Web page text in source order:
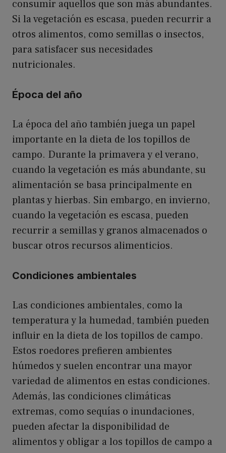
consumir aquellos que son más abundantes.
Si la vegetación es escasa, pueden recurrir a
otros alimentos, como semillas o insectos,
para satisfacer sus necesidades
nutricionales.
Época del año
La época del año también juega un papel
importante en la dieta de los topillos de
campo. Durante la primavera y el verano,
cuando la vegetación es más abundante, su
alimentación se basa principalmente en
plantas y hierbas. Sin embargo, en invierno,
cuando la vegetación es escasa, pueden
recurrir a semillas y granos almacenados o
buscar otros recursos alimenticios.
Condiciones ambientales
Las condiciones ambientales, como la
temperatura y la humedad, también pueden
influir en la dieta de los topillos de campo.
Estos roedores prefieren ambientes
húmedos y suelen encontrar una mayor
variedad de alimentos en estas condiciones.
Además, las condiciones climáticas
extremas, como sequías o inundaciones,
pueden afectar la disponibilidad de
alimentos y obligar a los topillos de campo a